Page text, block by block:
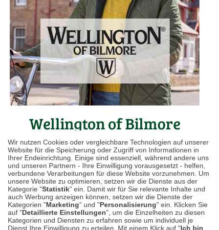
Wir nutzen Cookies oder vergleichbare Technologien auf unserer
Website für die Speicherung oder Zugriff von Informationen in
Ihrer Endeinrichtung. Einige sind essenziell, während andere uns
und unseren Partnern - Ihre Einwilligung vorausgesetzt - helfen,
verbundene Verarbeitungen für diese Website vorzunehmen. Um
unsere Website zu optimieren, setzen wir die Dienste aus der
Kategorie "Statistik" ein. Damit wir für Sie relevante Inhalte und
auch Werbung anzeigen können, setzen wir die Dienste der
Kategorien "Marketing" und "Personalisierung" ein. Klicken Sie
auf "Detaillierte Einstellungen", um die Einzelheiten zu diesen
Kategorien und Diensten zu erfahren sowie um individuell je
Dienst Ihre Einwilligung zu erteilen. Mit einem Klick auf "Ich bin
Wellington of Bilmore
MÄNTEL UND JACKEN MIT TYPISCH BRITISCHEM
FLAIR
Wellington of Bilmore steht für sportlich-elegante
Mode im typisch britischen Stil. Die Jacken und Mäntel
sind zeitlos und detailreich, bieten hohe Qualität und
werden in Europa gefertigt.